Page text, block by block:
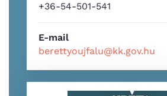
+36-54-501-541
E-mail
berettyoujfalu@kk.gov.hu